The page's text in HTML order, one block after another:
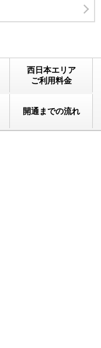
西日本エリア
ご利用料金
開通までの流れ